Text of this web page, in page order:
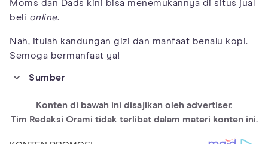
Moms dan Dads kini bisa menemukannya di situs jual
beli online.
Nah, itulah kandungan gizi dan manfaat benalu kopi.
Semoga bermanfaat ya!
Sumber
health/2015/09/24/bess-oconnor-11-benefits-coffee-enemas
https://www.healthybe.co.uk/coffee-enemas/
about-coffee-enemas/
Konten di bawah ini disajikan oleh advertiser.
Tim Redaksi Orami tidak terlibat dalam materi konten ini.